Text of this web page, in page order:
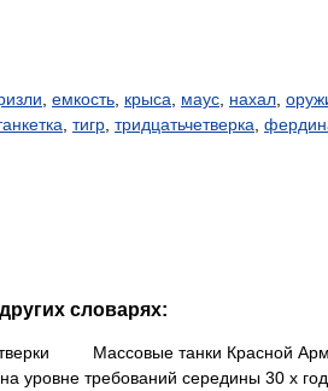
емкость крыса маус нахал
тигр тридцатьчетверка
словарях:
Массовые танки Красной
уровне требований середины 30 х